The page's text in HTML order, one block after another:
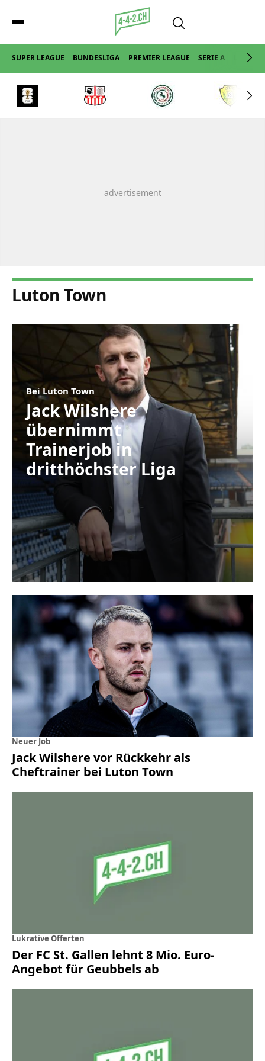
SUPER LEAGUE BUNDESLIGA PREMIER LEAGUE SERIE A LA LIGA
Luton Town
Bei Luton Town
Jack Wilshere
übernimmt
Trainerjob in
dritthöchster Liga
Neuer Job
Jack Wilshere vor Rückkehr als
Cheftrainer bei Luton Town
Lukrative Offerten
Der FC St. Gallen lehnt 8 Mio. Euro-
Angebot für Geubbels ab